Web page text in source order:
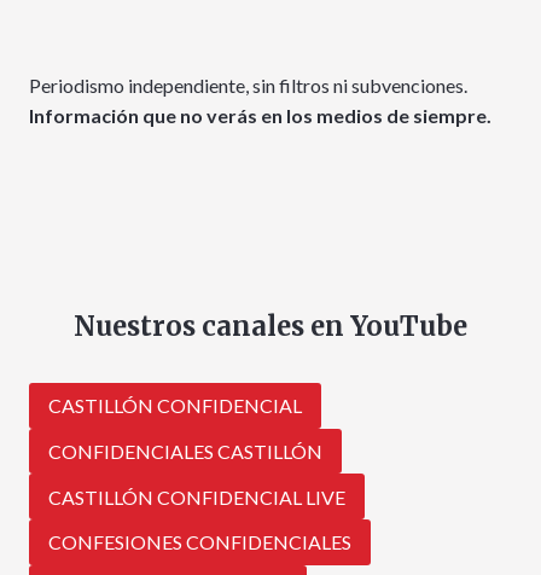
Periodismo independiente, sin filtros ni subvenciones.
Información que no verás en los medios de siempre.
Nuestros canales en YouTube
CASTILLÓN CONFIDENCIAL
CONFIDENCIALES CASTILLÓN
CASTILLÓN CONFIDENCIAL LIVE
CONFESIONES CONFIDENCIALES